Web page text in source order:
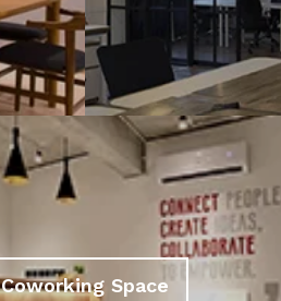
Coworking Space